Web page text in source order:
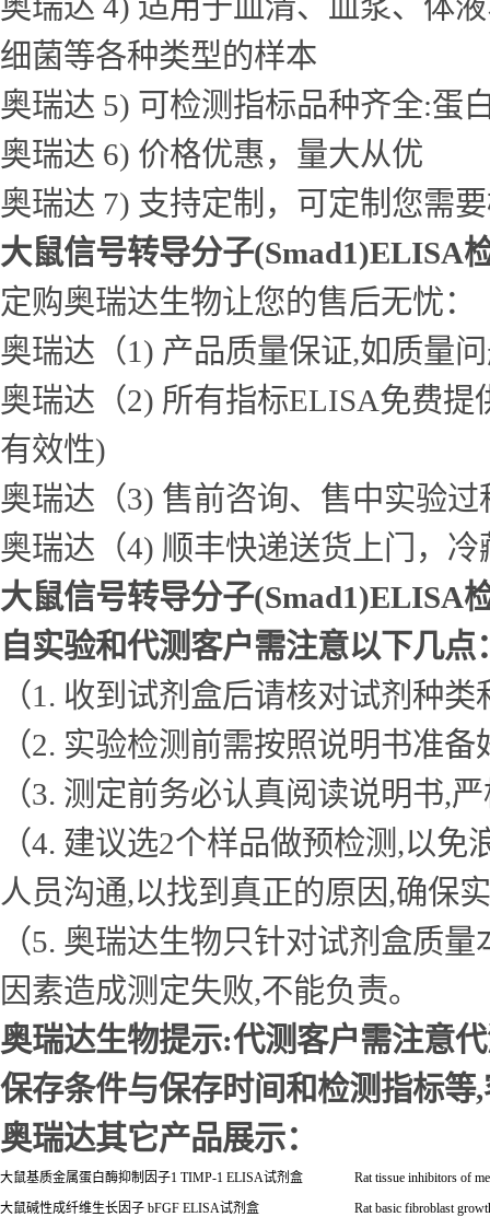
细菌等各种类型的样本
奥瑞达 5) 可检测指标品种齐全:蛋
奥瑞达 6) 价格优惠，量大从优
奥瑞达 7) 支持定制，可定制您需
大鼠信号转导分子(Smad1)ELISA
定购奥瑞达生物让您的售后无忧：
奥瑞达（1) 产品质量保证,如质量
奥瑞达（2) 所有指标ELISA免费
有效性)
奥瑞达（3) 售前咨询、售中实验
奥瑞达（4) 顺丰快递送货上门，
大鼠信号转导分子(Smad1)ELISA
自实验和代测客户需注意以下几点
（1. 收到试剂盒后请核对试剂种
（2. 实验检测前需按照说明书准
（3. 测定前务必认真阅读说明书,
（4. 建议选2个样品做预检测,以
人员沟通,以找到真正的原因,确保
（5. 奥瑞达生物只针对试剂盒质
因素造成测定失败,不能负责。
奥瑞达生物提示:代测客户需注意
保存条件与保存时间和检测指标
奥瑞达其它产品展示：
大鼠基质金属蛋白酶抑制因子1 TIMP-1 ELISA试剂盒
Rat tissue inhibitors of
大鼠碱性成纤维生长因子 bFGF ELISA试剂盒
Rat basic fibroblast